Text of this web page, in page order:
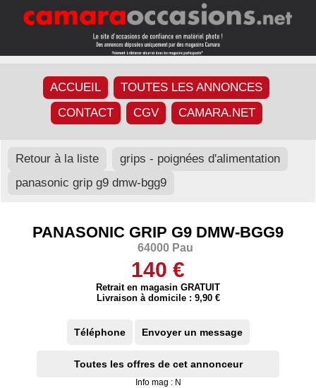
ACCUEIL
TOUTES LES ANNONCES
CONTACT
CGV CAMARA.NET
Retour à la liste
grips - poignées d'alimentation
panasonic grip g9 dmw-bgg9
PANASONIC GRIP G9 DMW-BGG9
64000 Pau
140 €
Retrait en magasin GRATUIT
Livraison à domicile : 9,90 €
Téléphone Envoyer un message
Toutes les offres de cet annonceur
Info mag : N